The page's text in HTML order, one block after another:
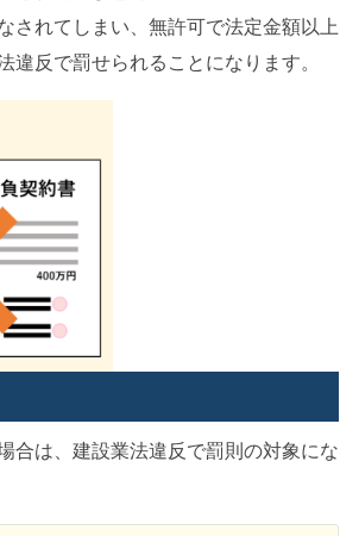
されてしまい、無許可で法定金額以上
反で罰せられることになります。
合は、建設業法違反で罰則の対象にな